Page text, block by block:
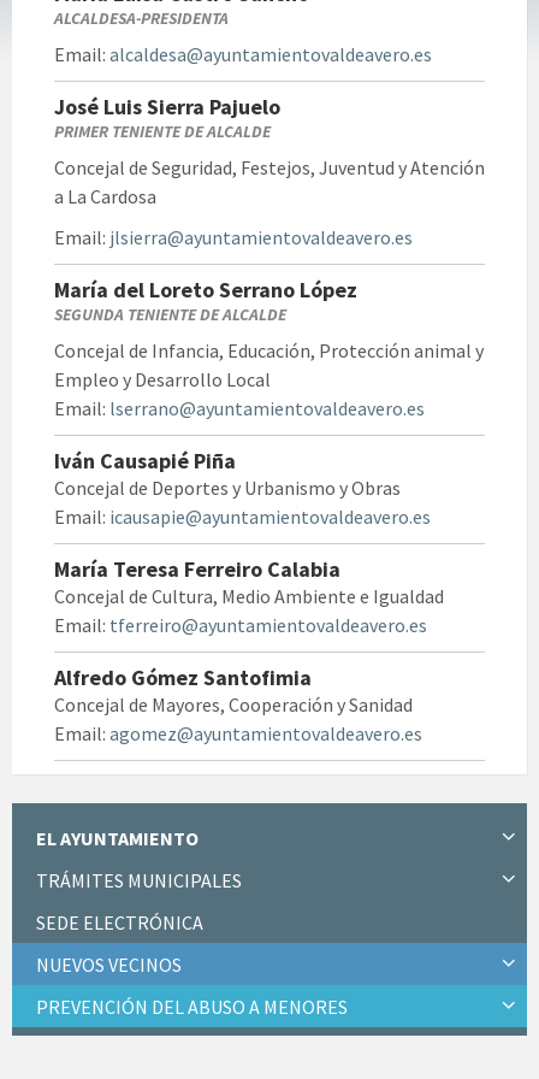
ALCALDESA-PRESIDENTA
Email: alcaldesa@ayuntamientovaldeavero.es
José Luis Sierra Pajuelo
PRIMER TENIENTE DE ALCALDE
Concejal de Seguridad, Festejos, Juventud y Atención
a La Cardosa
Email: jlsierra@ayuntamientovaldeavero.es
María del Loreto Serrano López
SEGUNDA TENIENTE DE ALCALDE
Concejal de Infancia, Educación, Protección animal y
Empleo y Desarrollo Local
Email: lserrano@ayuntamientovaldeavero.es
Iván Causapié Piña
Concejal de Deportes y Urbanismo y Obras
Email: icausapie@ayuntamientovaldeavero.es
María Teresa Ferreiro Calabia
Concejal de Cultura, Medio Ambiente e Igualdad
Email: tferreiro@ayuntamientovaldeavero.es
Alfredo Gómez Santofimia
Concejal de Mayores, Cooperación y Sanidad
Email: agomez@ayuntamientovaldeavero.es
EL AYUNTAMIENTO
TRÁMITES MUNICIPALES
SEDE ELECTRÓNICA
NUEVOS VECINOS
PREVENCIÓN DEL ABUSO A MENORES